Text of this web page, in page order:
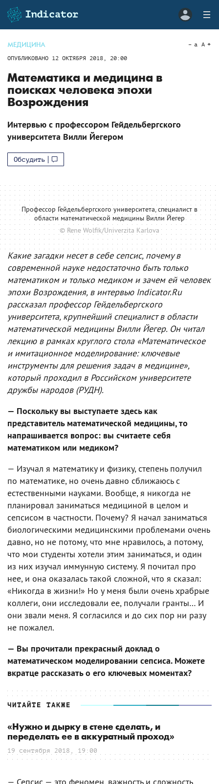
МЕДИЦИНА
ОПУБЛИКОВАНО 12 ОКТЯБРЯ 2018, 20:00
a A
Математика и медицина в
поисках человека эпохи
Возрождения
Интервью с профессором Гейдельбергского
университета Вилли Йегером
Обсудить
Профессор Гейдельбергского университета, специалист в
области математической медицины Вилли Йегер
© Rene Wolfik/Univerzita Karlova
Какие загадки несет в себе сепсис, почему в
современной науке недостаточно быть только
математиком и только медиком и зачем ей человек
эпохи Возрождения, в интервью Indicator.Ru
рассказал профессор Гейдельбергского
университета, крупнейший специалист в области
математической медицины Вилли Йегер. Он читал
лекцию в рамках круглого стола «Математическое
и имитационное моделирование: ключевые
инструменты для решения задач в медицине»,
который проходил в Российском университете
дружбы народов (РУДН).
— Поскольку вы выступаете здесь как
представитель математической медицины, то
напрашивается вопрос: вы считаете себя
математиком или медиком?
— Изучал я математику и физику, степень получил
по математике, но очень давно сближаюсь с
естественными науками. Вообще, я никогда не
планировал заниматься медициной в целом и
сепсисом в частности. Почему? Я начал заниматься
биологическими медицинскими проблемами очень
давно, но не потому, что мне нравилось, а потому,
что мои студенты хотели этим заниматься, и один
из них изучал иммунную систему. Я почитал про
нее, и она оказалась такой сложной, что я сказал:
«Никогда в жизни!» Но у меня были очень храбрые
коллеги, они исследовали ее, получали гранты… И
они звали меня. Я согласился и до сих пор ни разу
не пожалел.
— Вы прочитали прекрасный доклад о
математическом моделировании сепсиса. Можете
вкратце рассказать о его ключевых моментах?
ЧИТАЙТЕ ТАКЖЕ
«Нужно и дырку в стене сделать, и
переделать ее в аккуратный проход»
19 сентября 2018, 19:00
— Сепсис — это феномен, важность и сложность